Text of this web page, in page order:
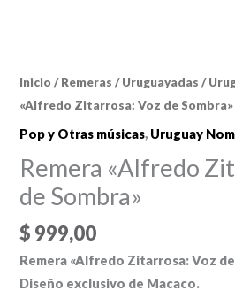
Inicio /Remeras /Uruguayadas /
«Alfredo Zitarrosa: Voz de Sombra»
Pop y Otras músicas, Uruguay
Remera «Alfredo
de Sombra»
$ 999,00
Remera «Alfredo Zitarrosa: Voz
Diseño exclusivo de Macaco.